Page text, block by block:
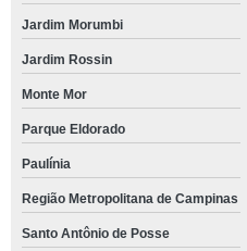
Jardim Morumbi
Jardim Rossin
Monte Mor
Parque Eldorado
Paulínia
Região Metropolitana de Campinas
Santo Antônio de Posse